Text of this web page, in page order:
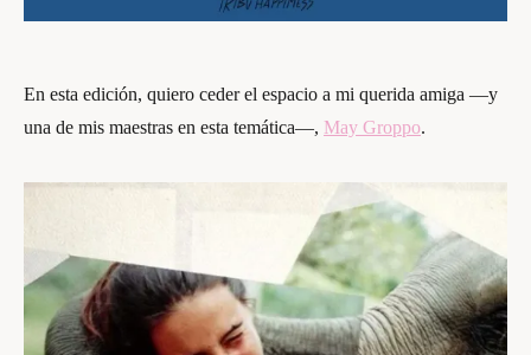
En esta edición, quiero ceder el espacio a mi querida amiga —y
una de mis maestras en esta temática—, May Groppo.